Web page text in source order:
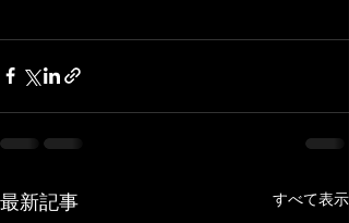
最新記事 すべて表示